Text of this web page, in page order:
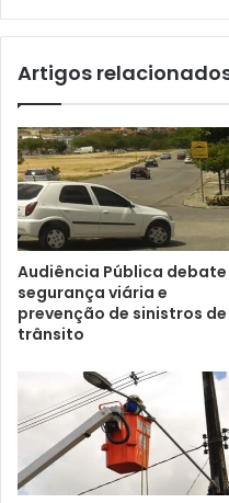
Artigos
Audiência Pública debate
segurança viária e
prevenção de sinistros de
trânsito